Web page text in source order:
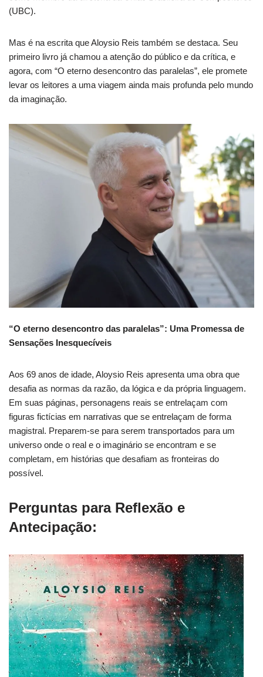
(UBC).
Mas é na escrita que Aloysio Reis também se destaca. Seu
primeiro livro já chamou a atenção do público e da crítica, e
agora, com “O eterno desencontro das paralelas”, ele promete
levar os leitores a uma viagem ainda mais profunda pelo mundo
da imaginação.
“O eterno desencontro das paralelas”: Uma Promessa de
Sensações Inesquecíveis
Aos 69 anos de idade, Aloysio Reis apresenta uma obra que
desafia as normas da razão, da lógica e da própria linguagem.
Em suas páginas, personagens reais se entrelaçam com
figuras fictícias em narrativas que se entrelaçam de forma
magistral. Preparem-se para serem transportados para um
universo onde o real e o imaginário se encontram e se
completam, em histórias que desafiam as fronteiras do
possível.
Perguntas para Reflexão e
Antecipação: